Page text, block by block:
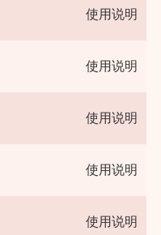
使用说明
使用说明
使用说明
使用说明
使用说明